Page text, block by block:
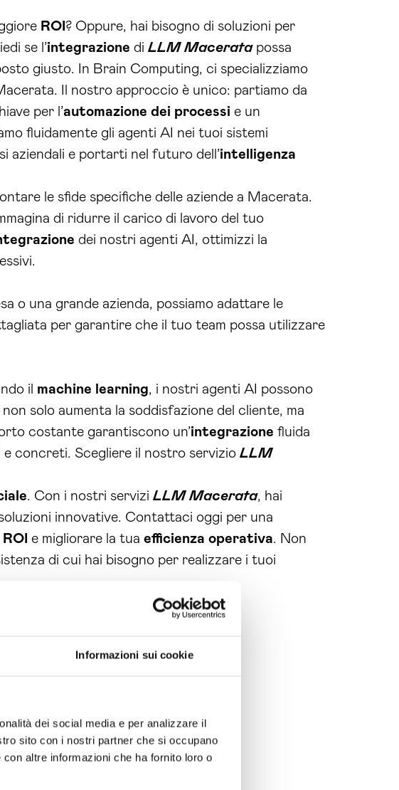
Informazioni sui cookie
dei social media e per analizzare il
sito con i nostri partner che si occupano
altre informazioni che ha fornito loro o
ROI ? Oppure, hai bisogno di soluzioni per
se l’integrazione di LLM Maceratapossa
giusto. In Brain Computing, ci specializziamo
Il nostro approccio è unico: partiamo da
per l’automazione dei processi e un
fluidamente gli agenti AI nei tuoi sistemi
aziendali e portarti nel futuro dell’intelligenza
le sfide specifiche delle aziende a Macerata.
di ridurre il carico di lavoro del tuo
dei nostri agenti AI, ottimizzi la
o una grande azienda, possiamo adattare le
per garantire che il tuo team possa utilizzare
il machine learning, i nostri agenti AI possono
solo aumenta la soddisfazione del cliente, ma
costante garantiscono un’integrazione fluida
concreti. Scegliere il nostro servizio LLM
. Con i nostri servizi LLM Macerata, hai
innovative. Contattaci oggi per una
ROI e migliorare la tua efficienza operativa. Non
di cui hai bisogno per realizzare i tuoi